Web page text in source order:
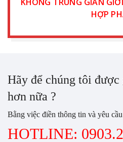
HỢP
Hãy để chúng tôi
hơn nữa ?
Bằng việc điền thông tin và yêu
HOTLINE: